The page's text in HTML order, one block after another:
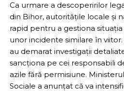
Ca urmare a descoperirilor
din Bihor, autoritățile locale și
rapid pentru a gestiona
unor incidente similare în
au demarat investigații
sancționa pe cei responsabili
azile fără permisiune.
Sociale a anunțat că va